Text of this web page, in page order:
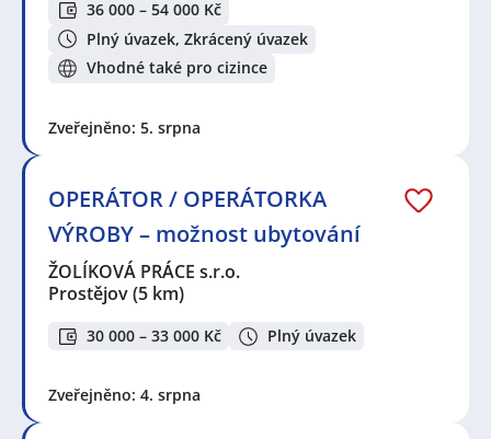
36 000 – 54 000 Kč
Plný úvazek, Zkrácený úvazek
Vhodné také pro cizince
Zveřejněno: 5. srpna
OPERÁTOR / OPERÁTORKA
VÝROBY – možnost ubytování
ŽOLÍKOVÁ PRÁCE s.r.o.
Prostějov(5 km)
30 000 – 33 000 Kč Plný úvazek
Zveřejněno: 4. srpna